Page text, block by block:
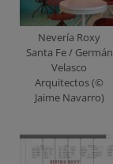
Nevería Roxy
Santa Fe / Germán
Velasco
Arquitectos (©
Jaime Navarro)